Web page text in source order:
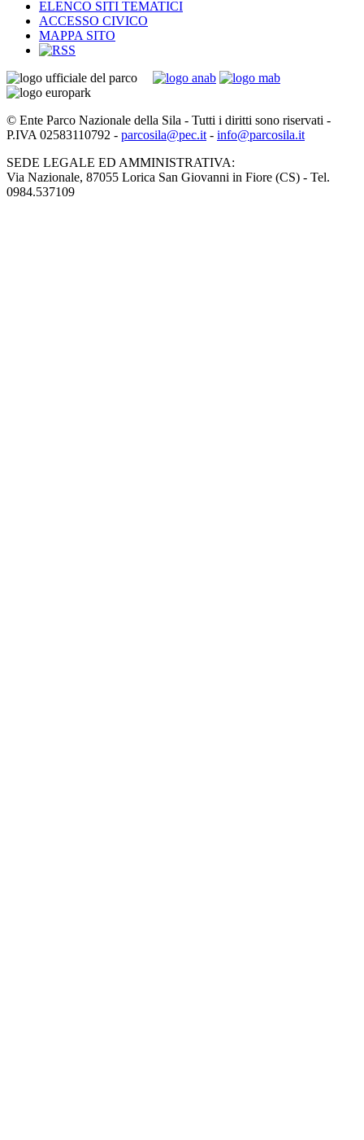
ELENCO SITI TEMATICI
ACCESSO CIVICO
MAPPA SITO
© Ente Parco Nazionale della Sila - Tutti i diritti sono riservati -
P.IVA 02583110792 - parcosila@pec.it - info@parcosila.it
SEDE LEGALE ED AMMINISTRATIVA:
Via Nazionale, 87055 Lorica San Giovanni in Fiore (CS) - Tel.
0984.537109